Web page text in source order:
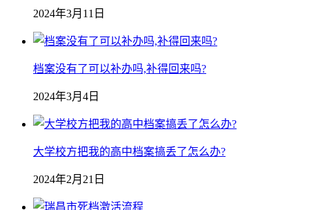
2024年3月11日
档案没有了可以补办吗,补得回来吗?
2024年3月4日
大学校方把我的高中档案搞丢了怎么办?
2024年2月21日